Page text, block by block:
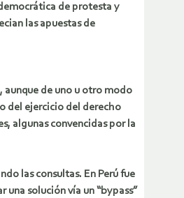
de protesta y
las apuestas de
aunque de uno u otro modo
del ejercicio del derecho
algunas convencidas por la
las consultas. En Perú fue
solución vía un “bypass”